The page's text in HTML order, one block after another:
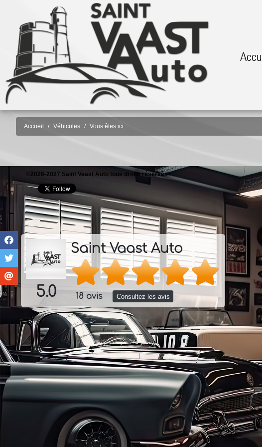
Accueil Véhicules Vous êtes ici
©2026-2027 Saint Vaast Auto tous droits réservés
5.0
Saint Vaast Auto
18 avis Consultez les avis